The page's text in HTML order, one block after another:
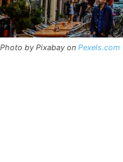
Photo by Pixabay on Pexels.com